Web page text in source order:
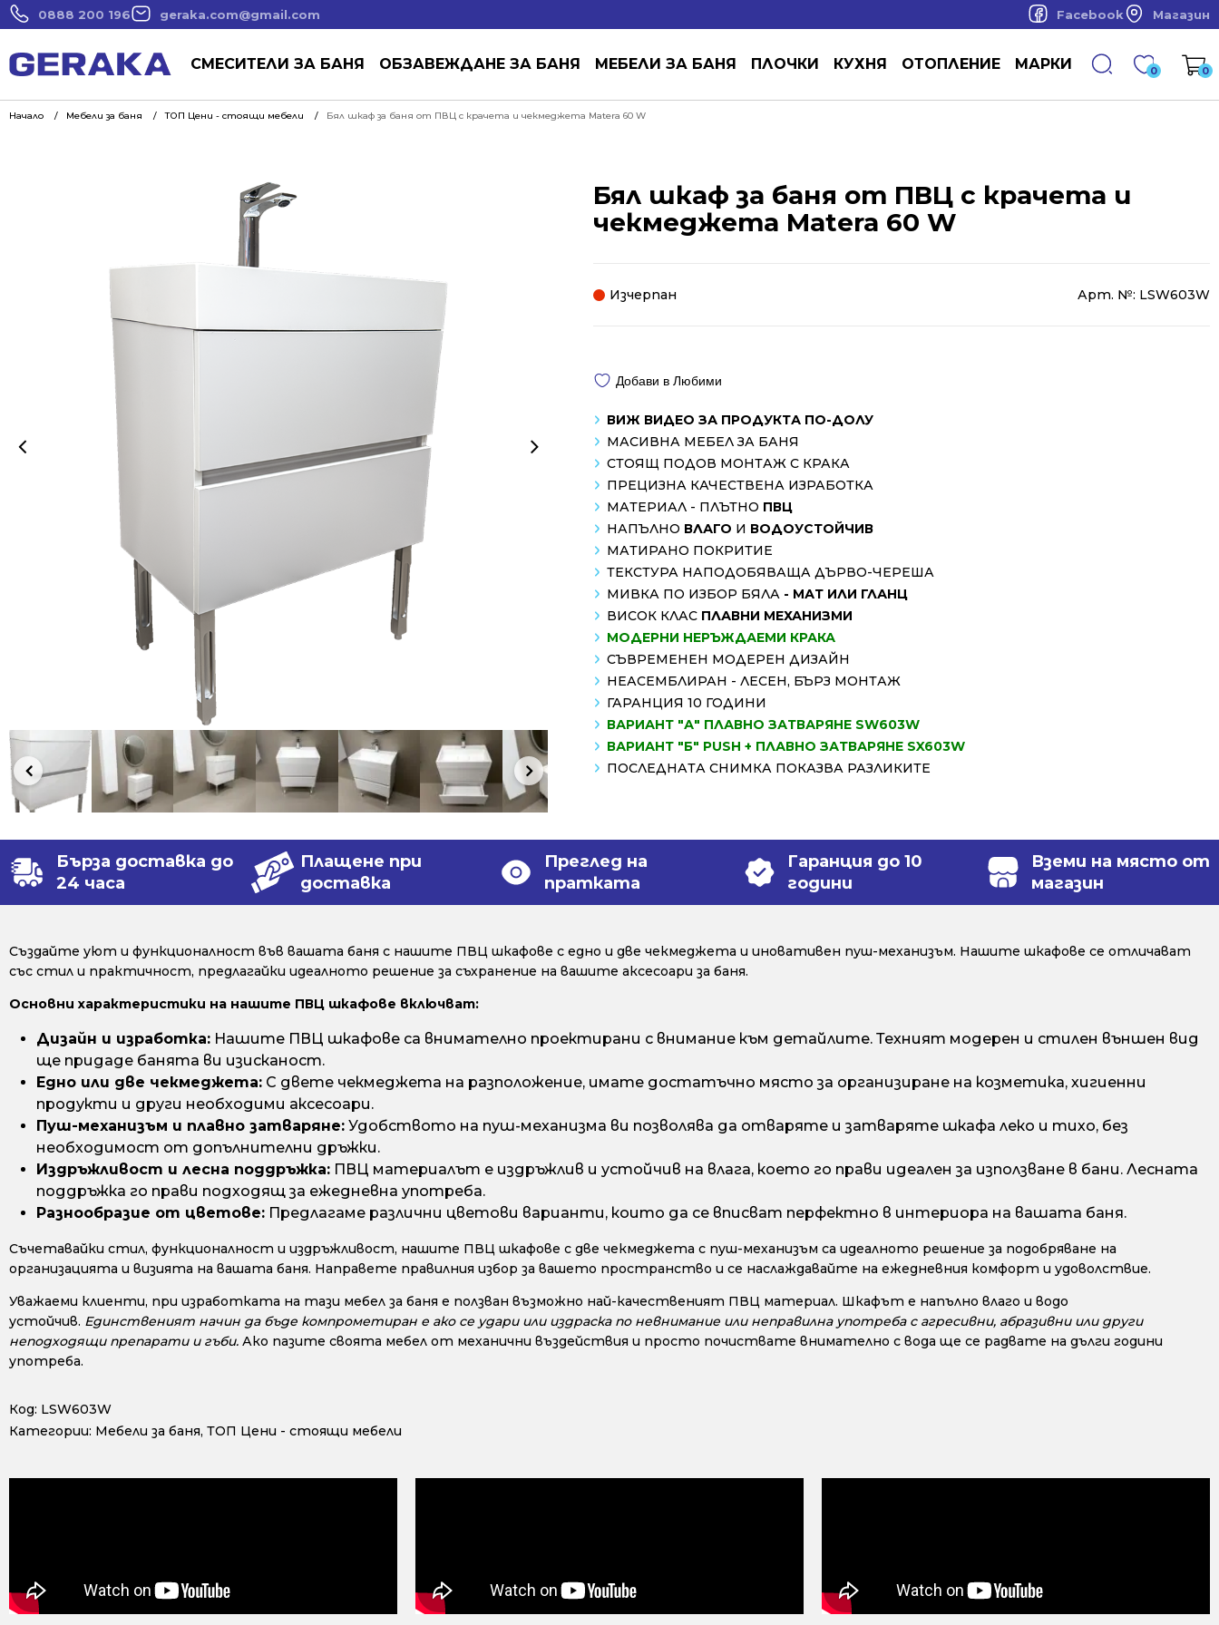
0888 200 196 geraka.com@gmail.com Facebook Магазин
СМЕСИТЕЛИ ЗА БАНЯ ОБЗАВЕЖДАНЕ ЗА БАНЯ МЕБЕЛИ ЗА БАНЯ ПЛОЧКИ КУХНЯ ОТОПЛЕНИЕ МАРКИ 0 0
Начало Мебели за баня ТОП Цени - стоящи мебели Бял шкаф за баня от ПВЦ с крачета и чекмеджета Matera 60 W
Бял шкаф за баня от ПВЦ с крачета и
чекмеджета Matera 60 W
Изчерпан Арт. №: LSW603W
Добави в Любими
ВИЖ ВИДЕО ЗА ПРОДУКТА ПО-ДОЛУ
МАСИВНА МЕБЕЛ ЗА БАНЯ
СТОЯЩ ПОДОВ МОНТАЖ С КРАКА
ПРЕЦИЗНА КАЧЕСТВЕНА ИЗРАБОТКА
МАТЕРИАЛ - ПЛЪТНО ПВЦ
НАПЪЛНО ВЛАГО И ВОДОУСТОЙЧИВ
МАТИРАНО ПОКРИТИЕ
ТЕКСТУРА НАПОДОБЯВАЩА ДЪРВО-ЧЕРЕША
МИВКА ПО ИЗБОР БЯЛА - МАТ ИЛИ ГЛАНЦ
ВИСОК КЛАС ПЛАВНИ МЕХАНИЗМИ
МОДЕРНИ НЕРЪЖДАЕМИ КРАКА
СЪВРЕМЕНЕН МОДЕРЕН ДИЗАЙН
НЕАСЕМБЛИРАН - ЛЕСЕН, БЪРЗ МОНТАЖ
ГАРАНЦИЯ 10 ГОДИНИ
ВАРИАНТ "А" ПЛАВНО ЗАТВАРЯНЕ SW603W
ВАРИАНТ "Б" PUSH + ПЛАВНО ЗАТВАРЯНЕ SX603W
ПОСЛЕДНАТА СНИМКА ПОКАЗВА РАЗЛИКИТЕ
Бърза доставка до
24 часа
Плащене при
доставка
Преглед на
пратката
Гаранция до 10
години
Вземи на място от
магазин
Създайте уют и функционалност във вашата баня с нашите ПВЦ шкафове с едно и две чекмеджета и иновативен пуш-механизъм. Нашите шкафове се отличават
със стил и практичност, предлагайки идеалното решение за съхранение на вашите аксесоари за баня.
Основни характеристики на нашите ПВЦ шкафове включват:
Дизайн и изработка: Нашите ПВЦ шкафове са внимателно проектирани с внимание към детайлите. Техният модерен и стилен външен вид
ще придаде банята ви изисканост.
Едно или две чекмеджета: С двете чекмеджета на разположение, имате достатъчно място за организиране на козметика, хигиенни
продукти и други необходими аксесоари.
Пуш-механизъм и плавно затваряне: Удобството на пуш-механизма ви позволява да отваряте и затваряте шкафа леко и тихо, без
необходимост от допълнителни дръжки.
Издръжливост и лесна поддръжка: ПВЦ материалът е издръжлив и устойчив на влага, което го прави идеален за използване в бани. Лесната
поддръжка го прави подходящ за ежедневна употреба.
Разнообразие от цветове: Предлагаме различни цветови варианти, които да се вписват перфектно в интериора на вашата баня.
Съчетавайки стил, функционалност и издръжливост, нашите ПВЦ шкафове с две чекмеджета с пуш-механизъм са идеалното решение за подобряване на
организацията и визията на вашата баня. Направете правилния избор за вашето пространство и се наслаждавайте на ежедневния комфорт и удоволствие.
Уважаеми клиенти, при изработката на тази мебел за баня е ползван възможно най-качественият ПВЦ материал. Шкафът е напълно влаго и водо
устойчив. Единственият начин да бъде компрометиран е ако се удари или издраска по невнимание или неправилна употреба с агресивни, абразивни или други
неподходящи препарати и гъби. Ако пазите своята мебел от механични въздействия и просто почиствате внимателно с вода ще се радвате на дълги години
употреба.
Код: LSW603W
Категории: Мебели за баня, ТОП Цени - стоящи мебели